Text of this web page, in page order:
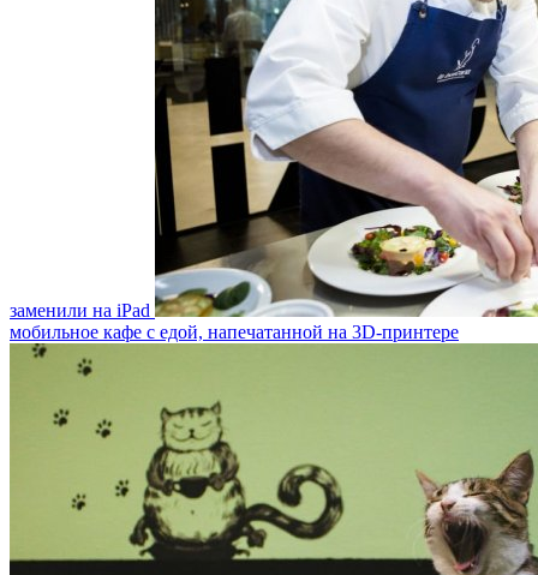
заменили на iPad
мобильное кафе с едой, напечатанной на 3D-принтере